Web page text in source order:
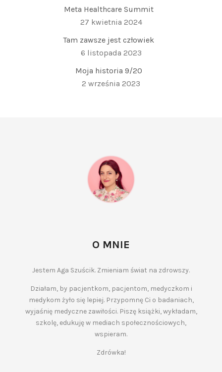
Meta Healthcare Summit
27 kwietnia 2024
Tam zawsze jest człowiek
6 listopada 2023
Moja historia 9/20
2 września 2023
O MNIE
Jestem Aga Szuścik. Zmieniam świat na zdrowszy.
Działam, by pacjentkom, pacjentom, medyczkom i
medykom żyło się lepiej. Przypomnę Ci o badaniach,
wyjaśnię medyczne zawiłości. Piszę książki, wykładam,
szkolę, edukuję w mediach społecznościowych,
wspieram.
Zdrówka!